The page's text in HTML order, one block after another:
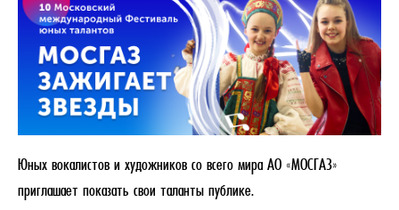
Юных вокалистов и художников со всего мира АО «МОСГАЗ»
приглашает показать свои таланты публике.